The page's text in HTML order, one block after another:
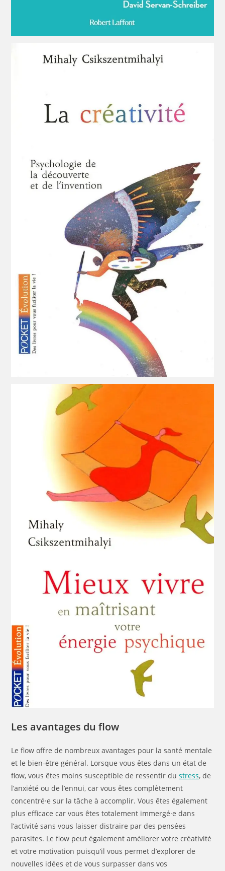
Les avantages du flow
Le flow offre de nombreux avantages pour la santé mentale
et le bien-être général. Lorsque vous êtes dans un état de
flow, vous êtes moins susceptible de ressentir dustress, de
l’anxiété ou de l’ennui, car vous êtes complètement
concentré·e sur la tâche à accomplir. Vous êtes également
plus efficace car vous êtes totalement immergé·e dans
l’activité sans vous laisser distraire par des pensées
parasites. Le flow peut également améliorer votre créativité
et votre motivation puisqu’il vous permet d’explorer de
nouvelles idées et de vous surpasser dans vos